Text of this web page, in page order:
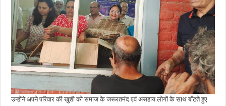
उन्होंने अपने परिवार की खुशी को समाज के जरूरतमंद एवं असहाय लोगों के साथ बाँटते हुए